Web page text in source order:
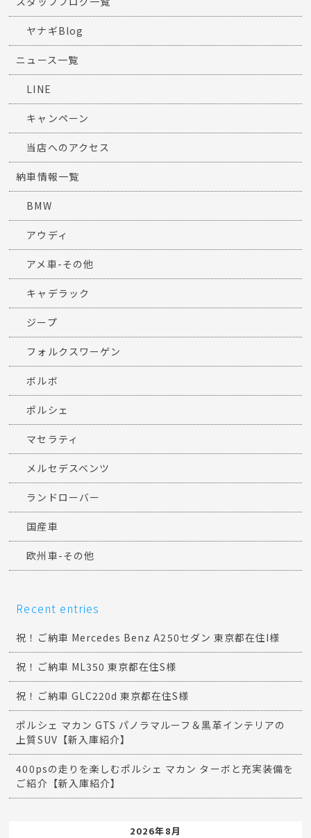
ヤナギBlog
ニュース一覧
LINE
キャンペーン
当店へのアクセス
納車情報一覧
BMW
アウディ
アメ車-その他
キャデラック
ジープ
フォルクスワーゲン
ボルボ
ポルシェ
マセラティ
メルセデスベンツ
ランドローバー
国産車
欧州車-その他
Recent entries
祝！ご納車 Mercedes Benz A250セダン 東京都在住I様
祝！ご納車 ML350 東京都在住S様
祝！ご納車 GLC220d 東京都在住S様
ポルシェ マカン GTS パノラマルーフ＆黒革インテリアの
上質SUV【新入庫紹介】
400psの走りを楽しむポルシェ マカン ターボと充実装備を
ご紹介【新入庫紹介】
2026年8月